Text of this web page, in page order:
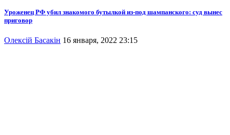
Уроженец РФ убил знакомого бутылкой из-под шампанского: суд вынес
приговор
Олексій Басакін 16 января, 2022 23:15